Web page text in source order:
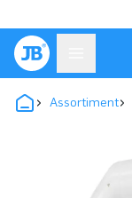
Assortiment